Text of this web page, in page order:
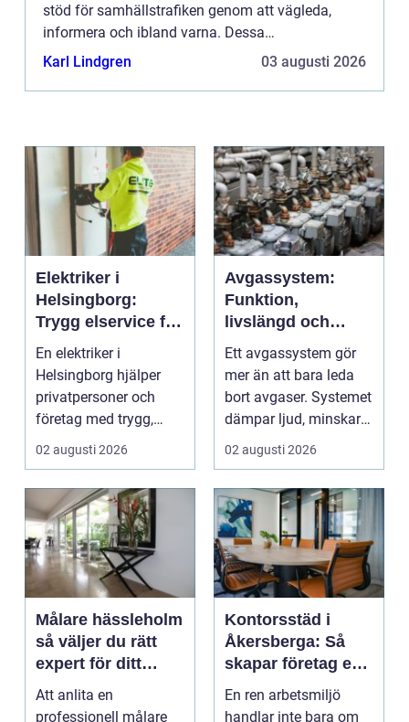
stöd för samhällstrafiken genom att vägleda,
informera och ibland varna. Dessa
vägmarkeringar bidrar till trafiks&...
Karl Lindgren 03 augusti 2026
Elektriker i
Helsingborg:
Trygg elservice för
hem och företag
En elektriker i
Helsingborg hjälper
privatpersoner och
företag med trygg,
säker och e...
02 augusti 2026
Avgassystem:
Funktion,
livslängd och
smarta val för
bilägare
Ett avgassystem gör
mer än att bara leda
bort avgaser. Systemet
dämpar ljud, minskar
02 augusti 2026
Målare hässleholm
så väljer du rätt
expert för ditt
måleriprojekt
Att anlita en
professionell målare
Kontorsstäd i
Åkersberga: Så
skapar företag en
ren, trygg och
effektiv
En ren arbetsmiljö
handlar inte bara om